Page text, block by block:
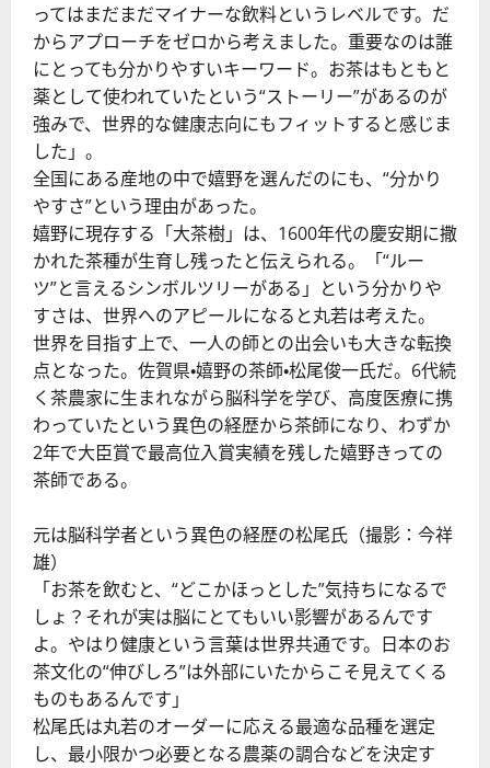
ってはまだまだマイナーな飲料というレベルです。だ
からアプローチをゼロから考えました。重要なのは誰
にとっても分かりやすいキーワード。お茶はもともと
薬として使われていたという“ストーリー”があるのが
強みで、世界的な健康志向にもフィットすると感じま
した」。
全国にある産地の中で嬉野を選んだのにも、“分かり
やすさ”という理由があった。
嬉野に現存する「大茶樹」は、1600年代の慶安期に撒
かれた茶種が生育し残ったと伝えられる。「“ルー
ツ”と言えるシンボルツリーがある」という分かりや
すさは、世界へのアピールになると丸若は考えた。
世界を目指す上で、一人の師との出会いも大きな転換
点となった。佐賀県・嬉野の茶師・松尾俊一氏だ。6代続
く茶農家に生まれながら脳科学を学び、高度医療に携
わっていたという異色の経歴から茶師になり、わずか
2年で大臣賞で最高位入賞実績を残した嬉野きっての
茶師である。
元は脳科学者という異色の経歴の松尾氏（撮影：今祥
雄）
「お茶を飲むと、“どこかほっとした”気持ちになるで
しょ？それが実は脳にとてもいい影響があるんです
よ。やはり健康という言葉は世界共通です。日本のお
茶文化の“伸びしろ”は外部にいたからこそ見えてくる
ものもあるんです」
松尾氏は丸若のオーダーに応える最適な品種を選定
し、最小限かつ必要となる農薬の調合などを決定す